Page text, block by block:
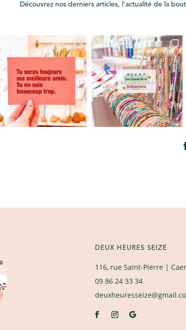
Découvrez nos derniers articles, l’actualité de la
DEUX HEURES SEIZE
116, rue Saint-Pierre|
09 86 24 33 34